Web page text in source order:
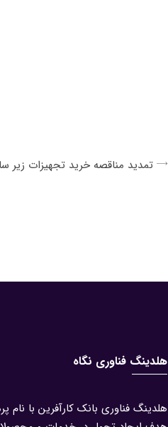
تمدید مناقصه خرید تجهیزات زیر
هلدینگ فناوری نگاه
هلدینگ فناوری بانک کارآفرین با نام